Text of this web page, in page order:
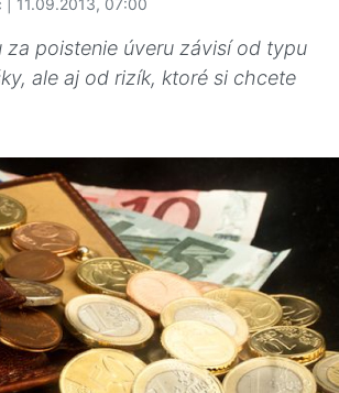
| 11.09.2013, 07:00
za poistenie úveru závisí od typu
ale aj od rizík, ktoré si chcete